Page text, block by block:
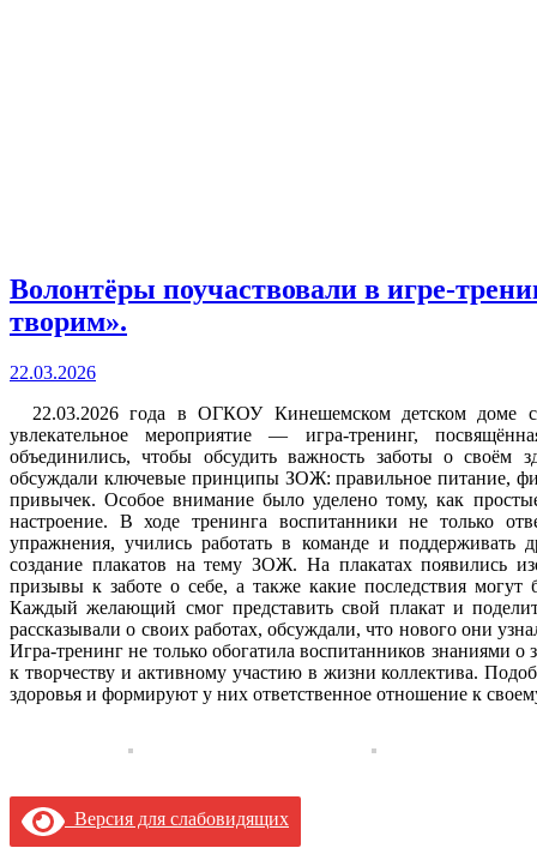
Волонтёры поучаствовали в игре-
творим».
22.03.2026
22.03.2026 года в ОГКОУ Кинешемском детском доме с
увлекательное мероприятие — игра-тренинг,
объединились, чтобы обсудить важность заботы о своём
обсуждали ключевые принципы ЗОЖ: правильное питание,
привычек. Особое внимание было уделено тому, как
настроение. В ходе тренинга воспитанники не только
упражнения, учились работать в команде и
создание плакатов на тему ЗОЖ. На плакатах появились
призывы к заботе о себе, а также какие последствия
Каждый желающий смог представить свой плакат и
рассказывали о своих работах, обсуждали, что нового они
Игра-тренинг не только обогатила воспитанников знаниями
к творчеству и активному участию в жизни коллектива.
здоровья и формируют у них ответственное отношение к
Версия для слабовидящих